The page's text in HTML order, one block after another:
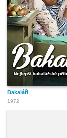
Bakaláři
1972